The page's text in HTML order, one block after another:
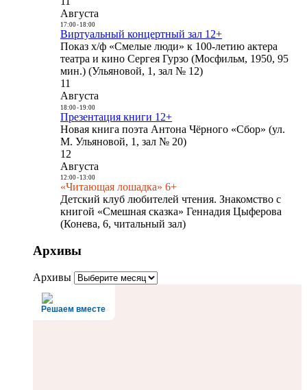
Августа
17:00- 18:00
Виртуальный концертный зал 12+
Показ х/ф «Смелые люди» к 100-летию актера
театра и кино Сергея Гурзо (Мосфильм, 1950, 95
мин.) (Ульяновой, 1, зал № 12)
11
Августа
18:00- 19:00
Презентация книги 12+
Новая книга поэта Антона Чёрного «Сбор» (ул.
М. Ульяновой, 1, зал № 20)
12
Августа
12:00- 13:00
«Читающая лошадка» 6+
Детский клуб любителей чтения. Знакомство с
книгой «Смешная сказка» Геннадия Цыферова
(Конева, 6, читальный зал)
Архивы
Архивы
Решаем вместе